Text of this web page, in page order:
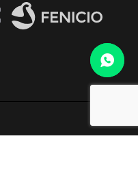
Fenicio eCommerce Uruguay